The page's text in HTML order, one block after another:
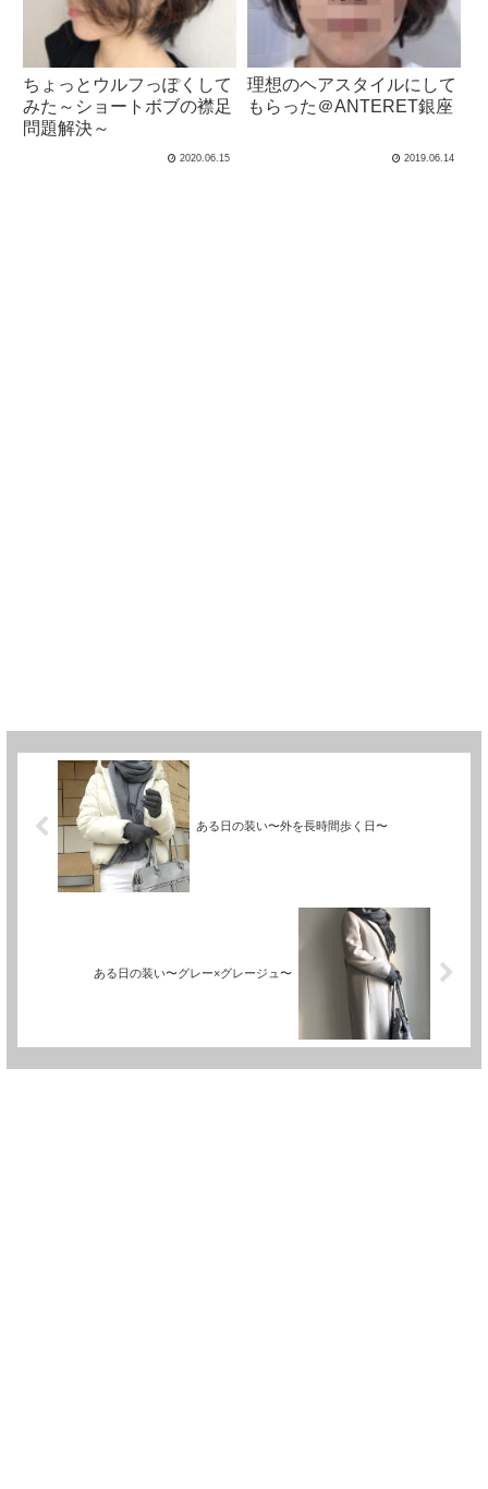
ちょっとウルフっぽくして
みた～ショートボブの襟足
問題解決～
2020.06.15
理想のヘアスタイルにして
もらった＠ANTERET銀座
2019.06.14
ある日の装い〜外を長時間歩く日〜
ある日の装い〜グレー×グレージュ〜